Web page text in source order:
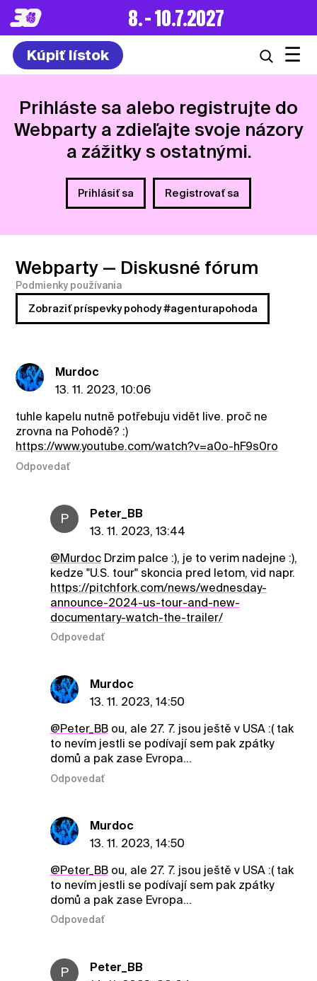
8. – 10.7.2027
Kúpiť lístok ☰
Prihláste sa alebo registrujte do
Webparty a zdieľajte svoje názory
a zážitky s ostatnými.
Prihlásiť sa Registrovať sa
Webparty — Diskusné fórum
Podmienky používania
Zobraziť príspevky pohody #agenturapohoda
Murdoc
13. 11. 2023, 10:06
tuhle kapelu nutně potřebuju vidět live. proč ne
zrovna na Pohodě? :)
https://www.youtube.com/watch?v=a0o-hF9s0ro
Odpovedať
P
Peter_BB
13. 11. 2023, 13:44
@MurdocDrzim palce :), je to verim nadejne :),
kedze "U.S. tour" skoncia pred letom, vid napr.
https://pitchfork.com/news/wednesday-
announce-2024-us-tour-and-new-
documentary-watch-the-trailer/
Odpovedať
Murdoc
13. 11. 2023, 14:50
@Peter_BBou, ale 27. 7. jsou ještě v USA :( tak
to nevím jestli se podívají sem pak zpátky
domů a pak zase Evropa...
Odpovedať
Murdoc
13. 11. 2023, 14:50
@Peter_BBou, ale 27. 7. jsou ještě v USA :( tak
to nevím jestli se podívají sem pak zpátky
domů a pak zase Evropa...
Odpovedať
P
Peter_BB